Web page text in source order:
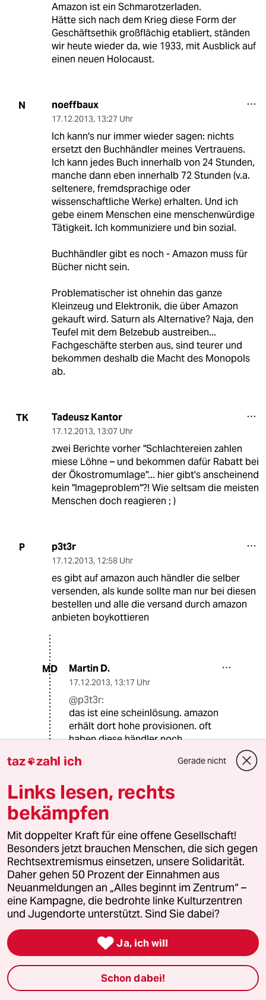
Amazon ist ein Schmarotzerladen.
Hätte sich nach dem Krieg diese Form der
Geschäftsethik großflächig etabliert, ständen
wir heute wieder da, wie 1933, mit Ausblick auf
einen neuen Holocaust.
N noeffbaux
17.12.2013, 13:27 Uhr
Ich kann's nur immer wieder sagen: nichts
ersetzt den Buchhändler meines Vertrauens.
Ich kann jedes Buch innerhalb von 24 Stunden,
manche dann eben innerhalb 72 Stunden (v.a.
seltenere, fremdsprachige oder
wissenschaftliche Werke) erhalten. Und ich
gebe einem Menschen eine menschenwürdige
Tätigkeit. Ich kommuniziere und bin sozial.
Buchhändler gibt es noch - Amazon muss für
Bücher nicht sein.
Problematischer ist ohnehin das ganze
Kleinzeug und Elektronik, die über Amazon
gekauft wird. Saturn als Alternative? Naja, den
Teufel mit dem Belzebub austreiben...
Fachgeschäfte sterben aus, sind teurer und
bekommen deshalb die Macht des Monopols
ab.
TK Tadeusz Kantor
17.12.2013, 13:07 Uhr
zwei Berichte vorher "Schlachtereien zahlen
miese Löhne – und bekommen dafür Rabatt bei
der Ökostromumlage"... hier gibt's anscheinend
kein "Imageproblem"?! Wie seltsam die meisten
Menschen doch reagieren ; )
P p3t3r
17.12.2013, 12:58 Uhr
es gibt auf amazon auch händler die selber
versenden, als kunde sollte man nur bei diesen
bestellen und alle die versand durch amazon
anbieten boykottieren
MD Martin D.
17.12.2013, 13:17 Uhr
@p3t3r:
das ist eine scheinlösung. amazon
erhält dort hohe provisionen. oft
haben diese händler noch
dort einkaufen.
ich selbst habe es gerade bei
büchern oft auch bei anderen
probiert, aber meist schlechte
qualität erhalten (abgegriffene oder
angemackte bücher, auch durch
schlechte verpackung, als geschenk
dann unbrauchbar), was bei amazon
noch nicht vorkam. auch deren
rücknahmeservice ist leider besser.
ich bekam die ersatzlieferung oft vor
meiner rücksendung.
DN Doktor No
12:46 Uhr
taz zahl ich Gerade nicht
Links lesen, rechts
bekämpfen
Mit doppelter Kraft für eine offene Gesellschaft!
Besonders jetzt brauchen Menschen, die sich gegen
Rechtsextremismus einsetzen, unsere Solidarität.
Daher gehen 50 Prozent der Einnahmen aus
Neuanmeldungen an „Alles beginnt im Zentrum“ –
eine Kampagne, die bedrohte linke Kulturzentren
und Jugendorte unterstützt. Sind Sie dabei?
 Ja, ich will
Schon dabei!